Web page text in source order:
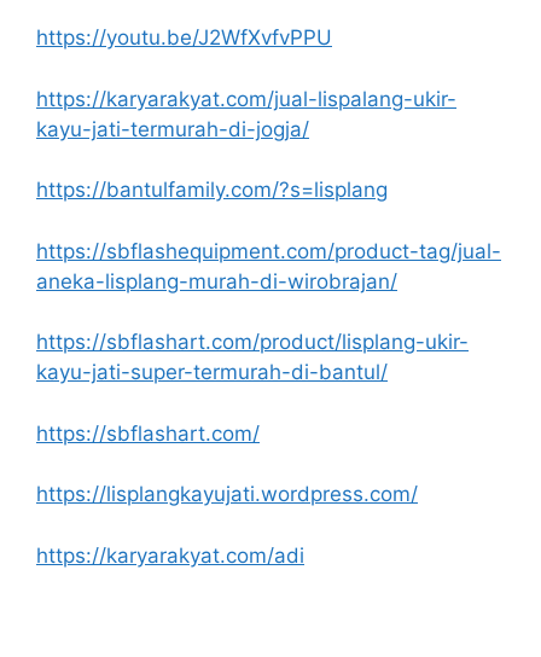
https://youtu.be/J2WfXvfvPPU
https://karyarakyat.com/jual-lispalang-ukir-
kayu-jati-termurah-di-jogja/
https://bantulfamily.com/?s=lisplang
https://sbflashequipment.com/product-tag/jual-
aneka-lisplang-murah-di-wirobrajan/
https://sbflashart.com/product/lisplang-ukir-
kayu-jati-super-termurah-di-bantul/
https://sbflashart.com/
https://lisplangkayujati.wordpress.com/
https://karyarakyat.com/adi